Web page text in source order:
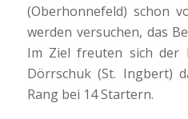
(Oberhonnefeld) schon
werden versuchen, das
Im Ziel freuten sich der
Dörrschuk (St. Ingbert)
Rang bei 14 Startern.